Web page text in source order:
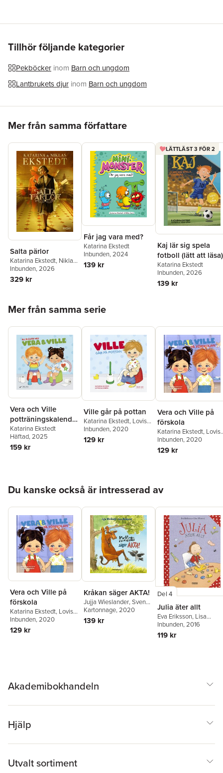
Antal sidor
30
Illustratör
Miljömärkning
Tillhör följande kategorier
Pekböcker inom Barn och ungdom
Lantbrukets djur inom Barn och ungdom
Mer från samma författare
Salta pärlor
Katarina Ekstedt, Niklas
Ekstedt
Inbunden, 2026
329 kr
Får jag vara med?
Katarina Ekstedt
Inbunden, 2024
139 kr
LÄTTLÄST 3 FÖR 2
Kaj lär sig spela
fotboll (lätt att läsa)
Katarina Ekstedt
Inbunden, 2026
139 kr
Mer från samma serie
Vera och Ville
potträningskalender
- Bli blöjfri!
Katarina Ekstedt
Häftad, 2025
159 kr
Ville går på pottan
Katarina Ekstedt, Lovisa
Blomberg
Inbunden, 2020
129 kr
Vera och Ville på
förskola
Katarina Ekstedt,
Blomberg
Inbunden, 2020
129 kr
Du kanske också är intresserad av
Vera och Ville på
förskola
Katarina Ekstedt, Lovisa
Blomberg
Inbunden, 2020
129 kr
Kråkan säger AKTA!
Jujja Wieslander,Sven
Nordqvist
Kartonnage, 2020
139 kr
Del 4
Julia äter allt
Eva Eriksson, Lisa
Moroni
Inbunden, 2016
119 kr
Akademibokhandeln
Hjälp
Utvalt sortiment